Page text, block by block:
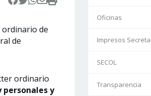
de
de
ordinario
y
Oficinas
Impresos
SECOL
Transparencia